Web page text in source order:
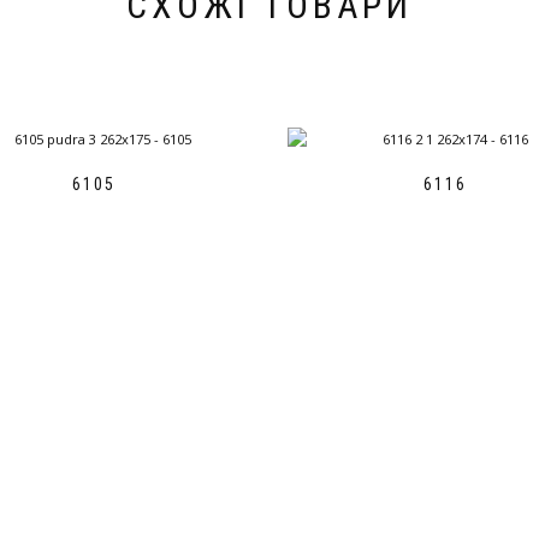
6105 6116